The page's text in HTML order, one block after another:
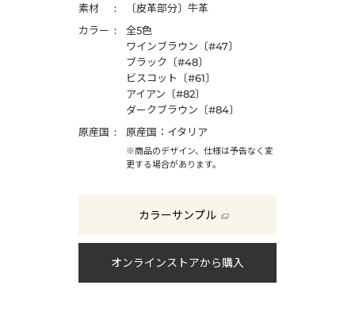
素材
〔皮革部分〕牛革
カラー
全5色
ワインブラウン〔#47〕
ブラック〔#48〕
ビスコット〔#61〕
アイアン〔#82〕
ダークブラウン〔#84〕
原産国
原産国：イタリア
※商品のデザイン、仕様は予告なく変
更する場合があります。
カラーサンプル
オンラインストアから購入